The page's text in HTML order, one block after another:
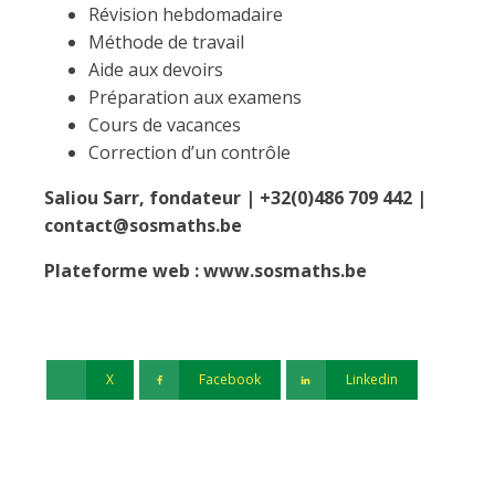
Révision hebdomadaire
Méthode de travail
Aide aux devoirs
Préparation aux examens
Cours de vacances
Correction d’un contrôle
Saliou Sarr, fondateur | +32(0)486 709 442 |
contact@sosmaths.be
Plateforme web : www.sosmaths.be
X Facebook Linkedin